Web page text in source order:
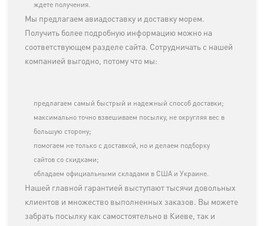
ждете получения.
Мы предлагаем авиадоставку и доставку морем.
Получить более подробную информацию можно на
соответствующем разделе сайта. Сотрудничать с нашей
компанией выгодно, потому что мы:
предлагаем самый быстрый и надежный способ доставки;
максимально точно взвешиваем посылку, не округляя вес в
большую сторону;
помогаем не только с доставкой, но и делаем подборку
сайтов со скидками;
обладаем официальными складами в США и Украине.
Нашей главной гарантией выступают тысячи довольных
клиентов и множество выполненных заказов. Вы можете
забрать посылку как самостоятельно в Киеве, так и